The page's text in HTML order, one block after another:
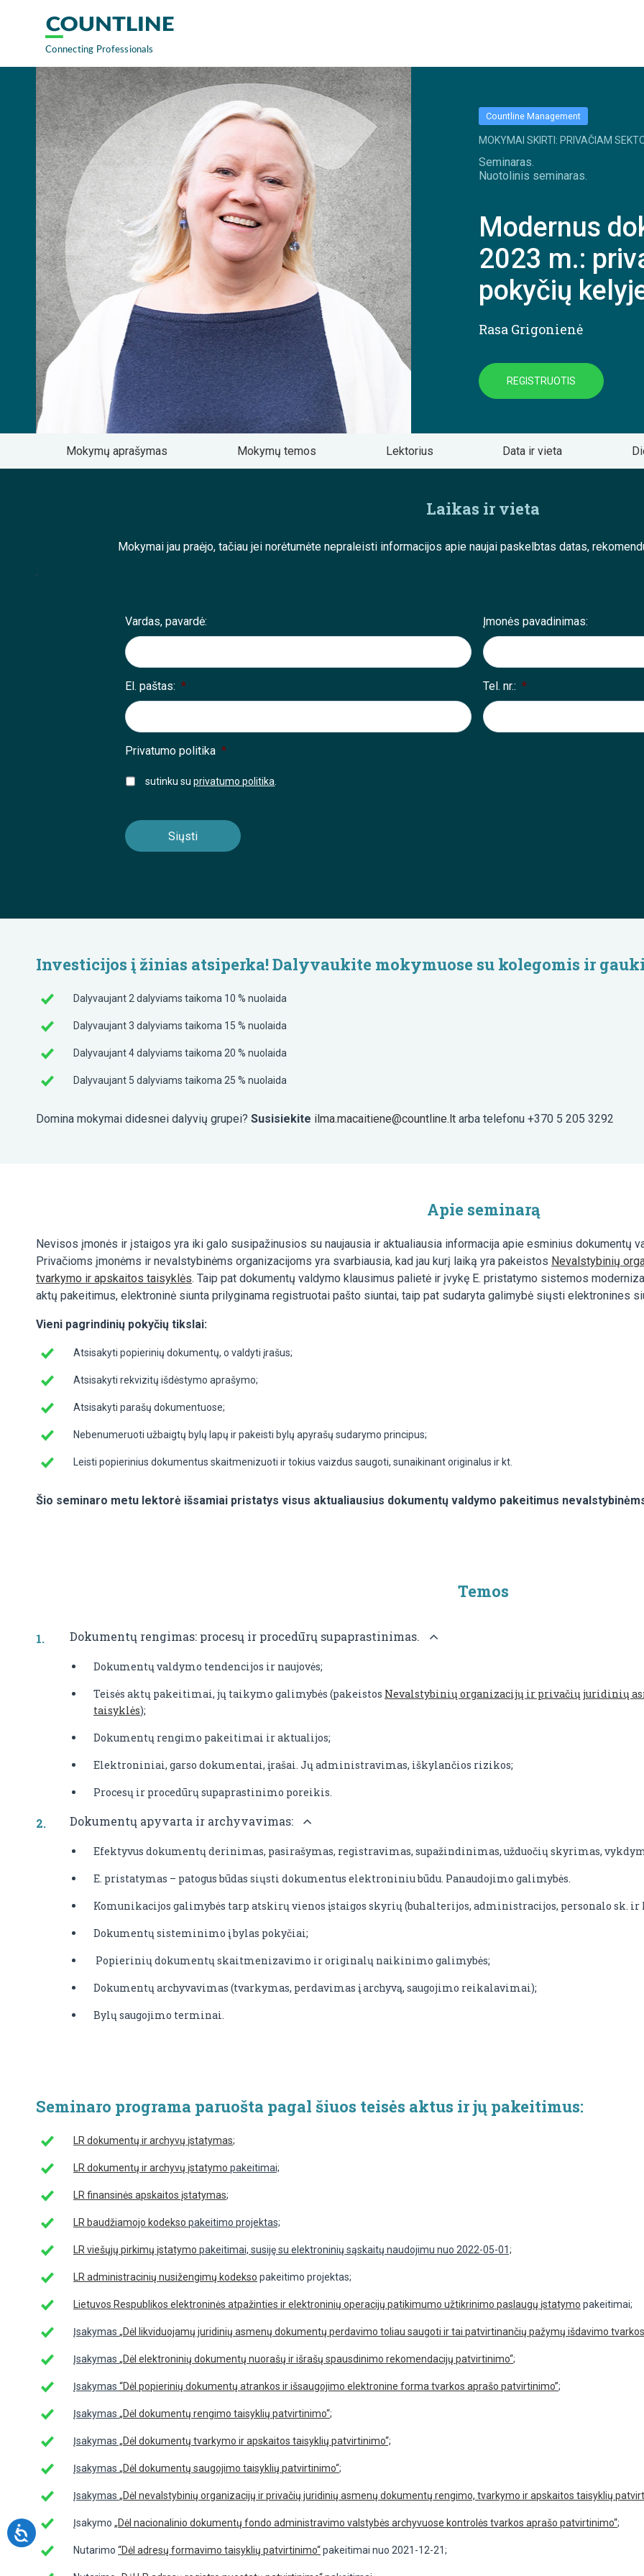
Countline Management
MOKYMAI SKIRTI: PRIVAČIAM
Seminaras.
Nuotolinis seminaras.
Modernus
2023 m.:
pokyčių
Rasa Grigonienė
REGISTRUOTIS
Mokymų aprašymas Mokymų temos Lektorius Data ir vieta
Laikas ir vieta
Mokymai jau praėjo, tačiau jei norėtumėte nepraleisti informacijos apie naujai paskelbtas datas,
;
Vardas, pavardė: Įmonės pavadinimas:
El. paštas: * Tel. nr.: *
Privatumo politika *
sutinku suprivatumo politika
Investicijos į žinias atsiperka! Dalyvaukite mokymuose su kolegomis ir
Dalyvaujant 2 dalyviams taikoma 10 % nuolaida
Dalyvaujant 3 dalyviams taikoma 15 % nuolaida
Dalyvaujant 4 dalyviams taikoma 20 % nuolaida
Dalyvaujant 5 dalyviams taikoma 25 % nuolaida
Domina mokymai didesnei dalyvių grupei? Susisiekite ilma.macaitiene@countline.lt arba telefonu +370 5 205 3292
Apie seminarą
Nevisos įmonės ir įstaigos yra iki galo susipažinusios su naujausia ir aktualiausia informacija apie esminius dokumentų
Privačioms įmonėms ir nevalstybinėms organizacijoms yra svarbiausia, kad jau kurį laiką yra pakeistos Nevalstybinių
tvarkymo ir apskaitos taisyklės. Taip pat dokumentų valdymo klausimus palietė ir įvykę E. pristatymo sistemos
aktų pakeitimus, elektroninė siunta prilyginama registruotai pašto siuntai, taip pat sudaryta galimybė siųsti elektronines
Vieni pagrindinių pokyčių tikslai:
Atsisakyti popierinių dokumentų, o valdyti įrašus;
Atsisakyti rekvizitų išdėstymo aprašymo;
Atsisakyti parašų dokumentuose;
Nebenumeruoti užbaigtų bylų lapų ir pakeisti bylų apyrašų sudarymo principus;
Leisti popierinius dokumentus skaitmenizuoti ir tokius vaizdus saugoti, sunaikinant originalus ir kt.
Šio seminaro metu lektorė išsamiai pristatys visus aktualiausius dokumentų valdymo pakeitimus
Temos
Dokumentų rengimas: procesų ir procedūrų supaprastinimas.
Dokumentų valdymo tendencijos ir naujovės;
Teisės aktų pakeitimai, jų taikymo galimybės (pakeistos Nevalstybinių organizacijų ir privačių juridinių
taisyklės);
Dokumentų rengimo pakeitimai ir aktualijos;
Elektroniniai, garso dokumentai, įrašai. Jų administravimas, iškylančios rizikos;
Procesų ir procedūrų supaprastinimo poreikis.
Dokumentų apyvarta ir archyvavimas:
Efektyvus dokumentų derinimas, pasirašymas, registravimas, supažindinimas, užduočių skyrimas,
E. pristatymas – patogus būdas siųsti dokumentus elektroniniu būdu. Panaudojimo galimybės.
Komunikacijos galimybės tarp atskirų vienos įstaigos skyrių (buhalterijos, administracijos, personalo sk. ir
Dokumentų sisteminimo į bylas pokyčiai;
Popierinių dokumentų skaitmenizavimo ir originalų naikinimo galimybės;
Dokumentų archyvavimas (tvarkymas, perdavimas į archyvą, saugojimo reikalavimai);
Bylų saugojimo terminai.
Seminaro programa paruošta pagal šiuos teisės aktus ir jų pakeitimus:
LR dokumentų ir archyvų įstatymas;
LR dokumentų ir archyvų įstatymo pakeitimai;
LR finansinės apskaitos įstatymas;
LR baudžiamojo kodekso pakeitimo projektas;
LR viešųjų pirkimų įstatymo pakeitimai, susiję su elektroninių sąskaitų naudojimu nuo 2022-05-01;
LR administracinių nusižengimų kodekso pakeitimo projektas;
Lietuvos Respublikos elektroninės atpažinties ir elektroninių operacijų patikimumo užtikrinimo paslaugų įstatymo pakeitimai;
Įsakymas „Dėl likviduojamų juridinių asmenų dokumentų perdavimo toliau saugoti ir tai patvirtinančių pažymų išdavimo
Įsakymas „Dėl elektroninių dokumentų nuorašų ir išrašų spausdinimo rekomendacijų patvirtinimo“;
Įsakymas “Dėl popierinių dokumentų atrankos ir išsaugojimo elektronine forma tvarkos aprašo patvirtinimo”;
Įsakymas „Dėl dokumentų rengimo taisyklių patvirtinimo“;
Įsakymas „Dėl dokumentų tvarkymo ir apskaitos taisyklių patvirtinimo“;
Įsakymas „Dėl dokumentų saugojimo taisyklių patvirtinimo“;
Įsakymas „Dėl nevalstybinių organizacijų ir privačių juridinių asmenų dokumentų rengimo, tvarkymo ir apskaitos taisyklių
Įsakymo „Dėl nacionalinio dokumentų fondo administravimo valstybės archyvuose kontrolės tvarkos aprašo patvirtinimo“;
Nutarimo “Dėl adresų formavimo taisyklių patvirtinimo“pakeitimai nuo 2021-12-21;